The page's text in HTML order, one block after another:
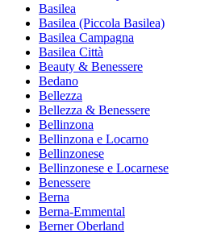
Basilea
Basilea (Piccola Basilea)
Basilea Campagna
Basilea Città
Beauty & Benessere
Bedano
Bellezza
Bellezza & Benessere
Bellinzona
Bellinzona e Locarno
Bellinzonese
Bellinzonese e Locarnese
Benessere
Berna
Berna-Emmental
Berner Oberland